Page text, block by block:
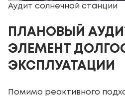
Аудит солнечной станции
ПЛАНОВЫЙ
ЭЛЕМЕНТ
ЭКСПЛУАТАЦИИ
Помимо реактивного